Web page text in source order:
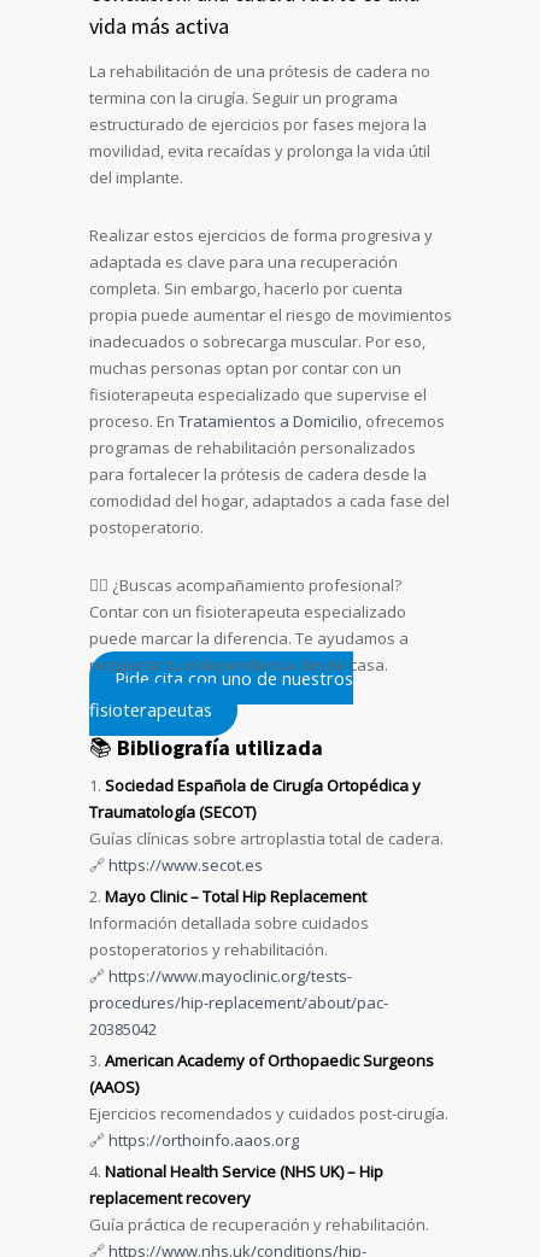
vida más activa
La rehabilitación de una prótesis de cadera no
termina con la cirugía. Seguir un programa
estructurado de ejercicios por fases mejora la
movilidad, evita recaídas y prolonga la vida útil
del implante.
Realizar estos ejercicios de forma progresiva y
adaptada es clave para una recuperación
completa. Sin embargo, hacerlo por cuenta
propia puede aumentar el riesgo de movimientos
inadecuados o sobrecarga muscular. Por eso,
muchas personas optan por contar con un
fisioterapeuta especializado que supervise el
proceso. En Tratamientos a Domicilio, ofrecemos
programas de rehabilitación personalizados
para fortalecer la prótesis de cadera desde la
comodidad del hogar, adaptados a cada fase del
postoperatorio.
🧑‍⚕️ ¿Buscas acompañamiento profesional?
Contar con un fisioterapeuta especializado
puede marcar la diferencia. Te ayudamos a
recuperar tu independencia desde casa.
Pide cita con uno de nuestros
fisioterapeutas
📚 Bibliografía utilizada
Sociedad Española de Cirugía Ortopédica y
Traumatología (SECOT)
Guías clínicas sobre artroplastia total de cadera.
🔗https://www.secot.es
Mayo Clinic – Total Hip Replacement
Información detallada sobre cuidados
postoperatorios y rehabilitación.
🔗https://www.mayoclinic.org/tests-
procedures/hip-replacement/about/pac-
20385042
American Academy of Orthopaedic Surgeons
(AAOS)
Ejercicios recomendados y cuidados post-cirugía.
🔗https://orthoinfo.aaos.org
National Health Service (NHS UK) – Hip
replacement recovery
Guía práctica de recuperación y rehabilitación.
🔗https://www.nhs.uk/conditions/hip-